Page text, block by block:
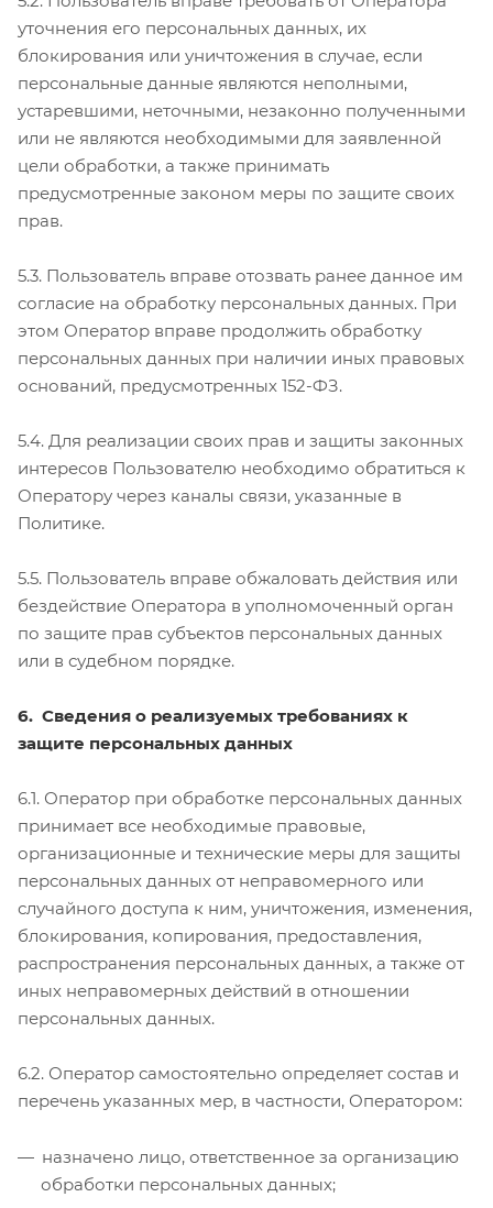
уточнения его персональных данных, их
блокирования или уничтожения в случае, если
персональные данные являются неполными,
устаревшими, неточными, незаконно полученными
или не являются необходимыми для заявленной
цели обработки, а также принимать
предусмотренные законом меры по защите своих
прав.
5.3. Пользователь вправе отозвать ранее данное им
согласие на обработку персональных данных. При
этом Оператор вправе продолжить обработку
персональных данных при наличии иных правовых
оснований, предусмотренных 152-ФЗ.
5.4. Для реализации своих прав и защиты законных
интересов Пользователю необходимо обратиться к
Оператору через каналы связи, указанные в
Политике.
5.5. Пользователь вправе обжаловать действия или
бездействие Оператора в уполномоченный орган
по защите прав субъектов персональных данных
или в судебном порядке.
6. Сведения о реализуемых требованиях к
защите персональных данных
6.1. Оператор при обработке персональных данных
принимает все необходимые правовые,
организационные и технические меры для защиты
персональных данных от неправомерного или
случайного доступа к ним, уничтожения, изменения,
блокирования, копирования, предоставления,
распространения персональных данных, а также от
иных неправомерных действий в отношении
персональных данных.
6.2. Оператор самостоятельно определяет состав и
перечень указанных мер, в частности, Оператором:
назначено лицо, ответственное за организацию
обработки персональных данных;